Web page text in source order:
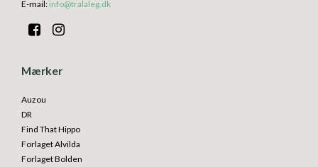
E-mail: info@tralaleg.dk
Mærker
Auzou
DR
Find That Hippo
Forlaget Alvilda
Forlaget Bolden